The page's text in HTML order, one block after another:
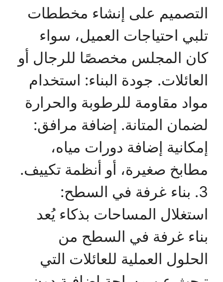
التصميم على إنشاء مخططات
تلبي احتياجات العميل، سواء
كان المجلس مخصصًا للرجال أو
العائلات. جودة البناء: استخدام
مواد مقاومة للرطوبة والحرارة
لضمان المتانة. إضافة مرافق:
إمكانية إضافة دورات مياه،
مطابخ صغيرة، أو أنظمة تكييف.
3. بناء غرفة في السطح:
استغلال المساحات بذكاء يُعد
بناء غرفة في السطح من
الحلول العملية للعائلات التي